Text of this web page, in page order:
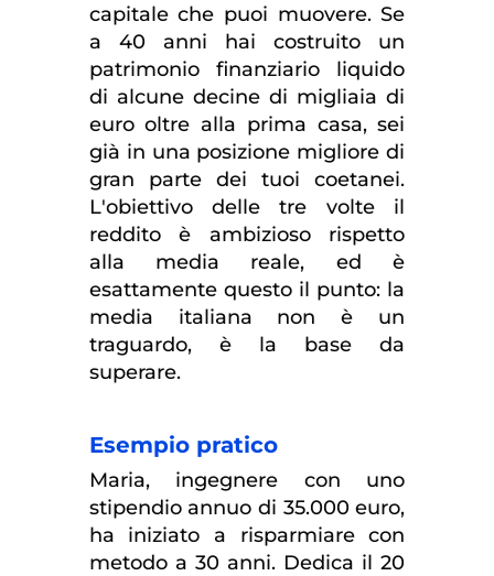
capitale che puoi muovere. Se
a 40 anni hai costruito un
patrimonio finanziario liquido
di alcune decine di migliaia di
euro oltre alla prima casa, sei
già in una posizione migliore di
gran parte dei tuoi coetanei.
L'obiettivo delle tre volte il
reddito è ambizioso rispetto
alla media reale, ed è
esattamente questo il punto: la
media italiana non è un
traguardo, è la base da
superare.
Esempio pratico
Maria, ingegnere con uno
stipendio annuo di 35.000 euro,
ha iniziato a risparmiare con
metodo a 30 anni. Dedica il 20